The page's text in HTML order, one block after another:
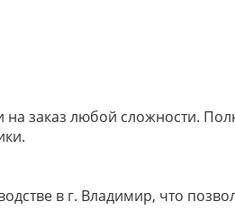
заказ любой сложности.
в г. Владимир, что